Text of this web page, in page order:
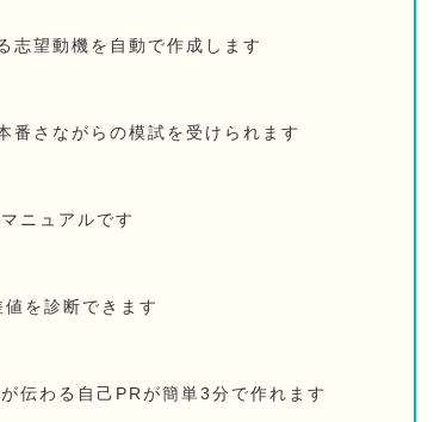
志望動機を自動で作成します
番さながらの模試を受けられます
ニュアルです
を診断できます
伝わる自己PRが簡単3分で作れます